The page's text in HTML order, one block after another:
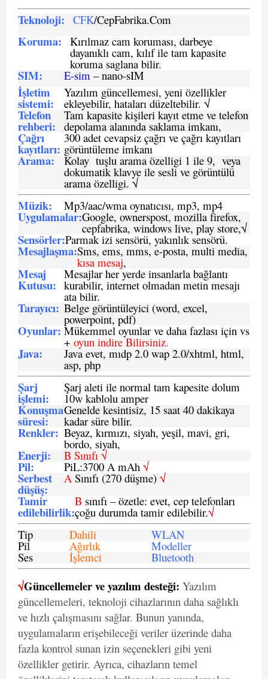
Teknoloji: CFK/CepFabrika.Com
Koruma: Kırılmaz cam koruması, darbeye
dayanıklı cam, kılıf ile tam kapasite
koruma saglana bilir.
SIM: E-sim – nano-sIM
İşletim
sistemi:
Yazılım güncellemesi, yeni özellikler
ekleyebilir, hataları düzeltebilir. √
Telefon
rehberi:
Tam kapasite kişileri kayıt etme ve telefon
depolama alanında saklama imkanı,
Çağrı
kayıtları:
300 adet cevapsiz çağrı ve çağrı kayıtları
görüntüleme imkanı
Arama: Kolay tuşlu arama özelligi 1 ile 9, veya
dokumatik klavye ile sesli ve görüntülü
arama özelligi. √
Müzik: Mp3/aac/wma oynatıcısı, mp3, mp4
Uygulamalar:Google, ownerspost, mozilla firefox,
cepfabrika, windows live, play store,√
Sensörler:Parmak izi sensörü, yakınlık sensörü.
Mesajlaşma:Sms, ems, mms, e-posta, multi media,
kısa mesaj,
Mesaj
Kutusu:
Mesajlar her yerde insanlarla bağlantı
kurabilir, internet olmadan metin mesajı
ata bilir.
Tarayıcı: Belge görüntüleyici (word, excel,
powerpoint, pdf)
Oyunlar: Mükemmel oyunlar ve daha fazlası için vs
+ oyun indire Bilirsiniz.
Java: Java evet, mıdp 2.0 wap 2.0/xhtml, html,
asp, php
Şarj
işlemi:
Şarj aleti ile normal tam kapesite dolum
10w kablolu amper
Konuşma
süresi:
Genelde kesintisiz, 15 saat 40 dakikaya
kadar süre bilir.
Renkler: Beyaz, kırmızı, siyah, yeşil, mavi, gri,
bordo, siyah,
Enerji: B Sınıfı √
Pil: PiL:3700 A mAh √
Serbest
düşüş:
ASınıfı (270 düşme) √
Tamir
edilebilirlik:
B sınıfı – özetle: evet, cep telefonları
çoğu durumda tamir edilebilir.√
Tip
Dahili WLAN
Pil Ağırlık Modeller
Ses İşlemci Bluetooth
√Güncellemeler ve yazılım desteği: Yazılım
güncellemeleri, teknoloji cihazlarının daha sağlıklı
ve hızlı çalışmasını sağlar. Bunun yanında,
uygulamaların erişebileceği veriler üzerinde daha
fazla kontrol sunan izin seçenekleri gibi yeni
özellikler getirir. Ayrıca, cihazların temel